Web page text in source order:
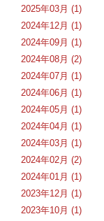
2025年03月 (1)
2024年12月 (1)
2024年09月 (1)
2024年08月 (2)
2024年07月 (1)
2024年06月 (1)
2024年05月 (1)
2024年04月 (1)
2024年03月 (1)
2024年02月 (2)
2024年01月 (1)
2023年12月 (1)
2023年10月 (1)